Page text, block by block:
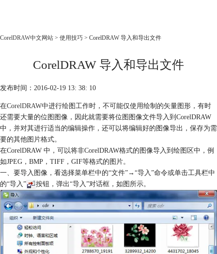
老用户福利
下载
购买
CorelDRAW中文网站 > 使用技巧 > CorelDRAW 导入和导出文件
CorelDRAW 导入和导出文件
发布时间：2016-02-19 13: 38: 10
在CorelDRAW中进行绘图工作时，不可能仅使用绘制的矢量图形，有时
还需要大量的位图图像，因此就需要将位图图像文件导入到CorelDRAW
中，并对其进行适当的编辑操作，还可以将编辑好的图像导出，保存为需
要的其他图片格式。
在CorelDRAW 中，可以将非CorelDRAW格式的图像导入到绘图区中，例
如JPEG，BMP，TIFF，GIF等格式的图片。
一、要导入图像，看选择菜单栏中的“文件”→“导入”命令或单击工具栏中
的“导入”
按钮，弹出“导入”对话框，如图所示。